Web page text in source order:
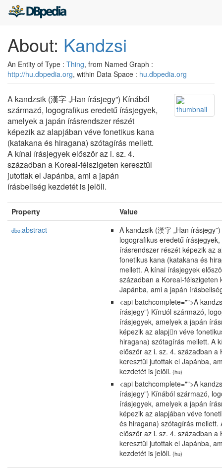
About: Kandzsi
An Entity of Type : Thing, from Named Graph :
http://hu.dbpedia.org, within Data Space : hu.dbpedia.org
A kandzsik (漢字 „Han írásjegy”) Kínából
származó, logografikus eredetű írásjegyek,
amelyek a japán írásrendszer részét
képezik az alapjában véve fonetikus kana
(katakana és hiragana) szótagírás mellett.
A kínai írásjegyek először az i. sz. 4.
században a Koreai-félszigeten keresztül
jutottak el Japánba, ami a japán
írásbeliség kezdetét is jelöli.
Property Value
dbo:abstract
A kandzsik (漢字 „Han
logografikus eredetű
írásrendszer részét képezik az
fonetikus kana (katakana és
mellett. A kínai írásjegyek
században a Koreai-félszigeten
Japánba, ami a japán
<api batchcomplete="">A
írásjegy”) Kínปól származó,
írásjegyek, amelyek a japán
képezik az alapjn véve
hiragana) szótagírás mellett. A
először az i. sz. 4. században a
keresztül jutottak el Japánba,
kezdetét is jelöli. (hu)
<api batchcomplete="">A
írásjegy”) Kínából származó,
írásjegyek, amelyek a japán
képezik az alapjában véve
és hiragana) szótagírás mellett.
először az i. sz. 4. században a
keresztül jutottak el Japánba,
kezdetét is jelöli. (hu)